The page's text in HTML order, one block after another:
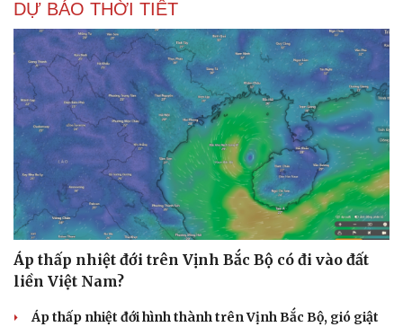
DỰ BÁO THỜI TIẾT
Áp thấp nhiệt đới trên Vịnh Bắc Bộ có đi vào đất
liền Việt Nam?
Áp thấp nhiệt đới hình thành trên Vịnh Bắc Bộ, gió giật